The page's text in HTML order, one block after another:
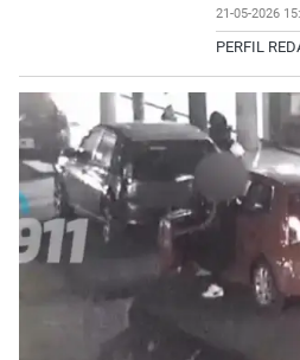
21-05-2026
PERFIL